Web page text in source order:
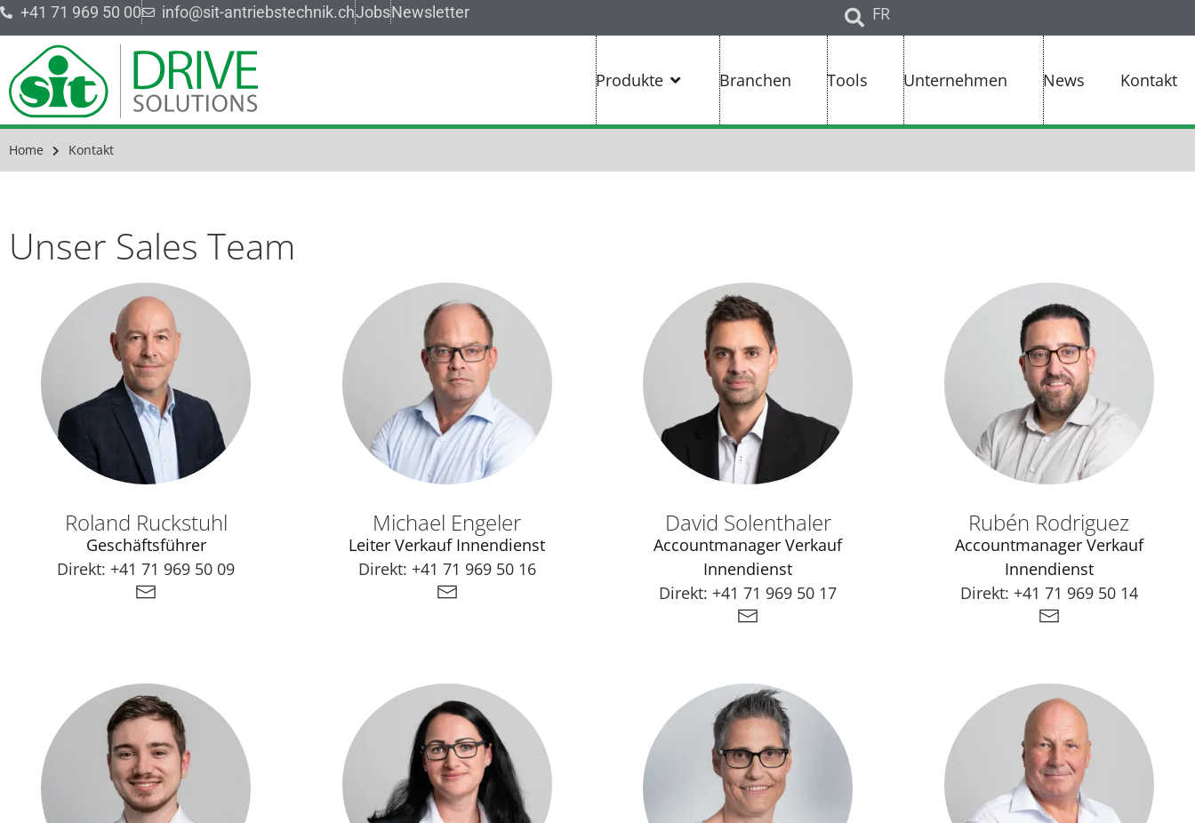
+41 71 969 50 00 info@sit-antriebstechnik.chJobsNewsletter FR
Produkte Branchen Tools Unternehmen News Kontakt
Home Kontakt
Unser Sales Team
Roland Ruckstuhl
Geschäftsführer
Direkt: +41 71 969 50 09
Michael Engeler
Leiter Verkauf Innendienst
Direkt: +41 71 969 50 16
David Solenthaler
Accountmanager Verkauf
Innendienst
Direkt: +41 71 969 50 17
Rubén Rodriguez
Accountmanager Verkauf
Innendienst
Direkt: +41 71 969 50 14